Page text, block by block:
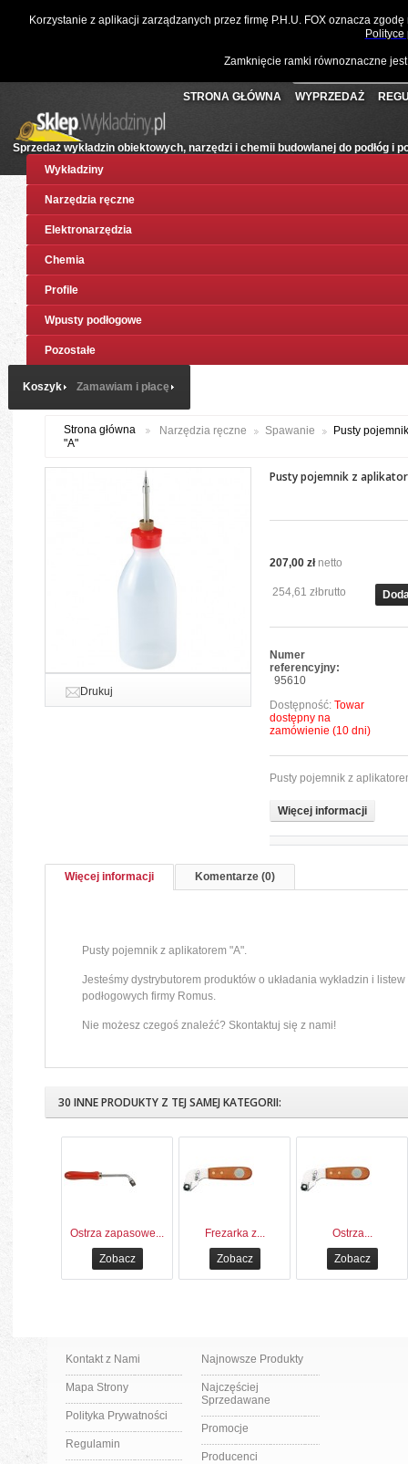
Korzystanie z aplikacji zarządzanych przez firmę P.H.U. FOX oznacza
Zamknięcie ramki równoznaczne
Sprzedaż wykładzin obiektowych, narzędzi i chemii budowlanej do podłóg i
☎061 811 10 03 📧sklep@wykladziny.pl
Twoje konto
STRONA GŁÓWNA WYPRZEDAŻ
Wykładziny
Narzędzia ręczne
Elektronarzędzia
Chemia
Profile
Wpusty podłogowe
Pozostałe
Waluta:
Polski
Strona główna Narzędzia ręczne Spawanie
Pusty
"A"
Drukuj
Pusty pojemnik z
207,00 złnetto
254,61 złbrutto
Numer
referencyjny:
95610
Dostępność: Towar
dostępny na
zamówienie (10 dni)
Pusty pojemnik z
Więcej informacji
Więcej informacji Komentarze (0)
Pusty pojemnik z aplikatorem "A".
Jesteśmy dystrybutorem produktów o układania wykładzin i
podłogowych firmy Romus.
Nie możesz czegoś znaleźć? Skontaktuj się z nami!
30 INNE PRODUKTY Z TEJ SAMEJ KATEGORII:
Ostrza zapasowe...
Zobacz
Frezarka z...
Zobacz
Ostrza...
Zobacz
Koszyk Zamawiam i płacę
Kontakt z Nami
Mapa Strony
Polityka Prywatności
Regulamin
Najnowsze Produkty
Najczęściej
Sprzedawane
Promocje
Producenci